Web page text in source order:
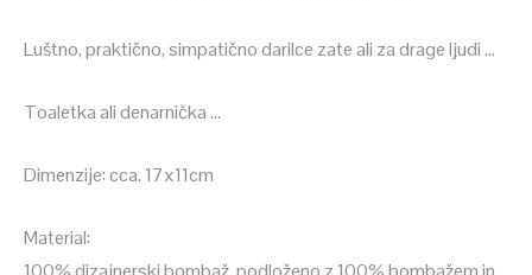
Luštno, praktično, simpatično darilce zate ali za drage ljudi …
Toaletka ali denarnička …
Dimenzije: cca. 17x11cm
Material: